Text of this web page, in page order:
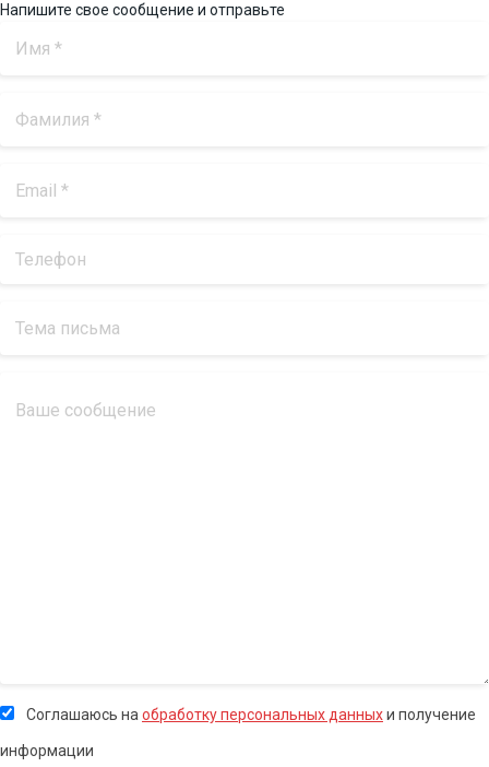
Напишите свое сообщение и отправьте
Соглашаюсь на обработку персональных данныхи получение
информации